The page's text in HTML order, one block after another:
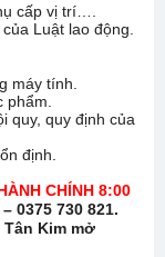
cấp vị trí….
Luật lao động.
máy tính.
quy, quy định của
định.
CHÍNH 8:00
0375 730 821.
Kim mở